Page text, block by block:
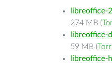
libreoffice-
274 MB (
libreoffice-
59 MB (
libreoffice-